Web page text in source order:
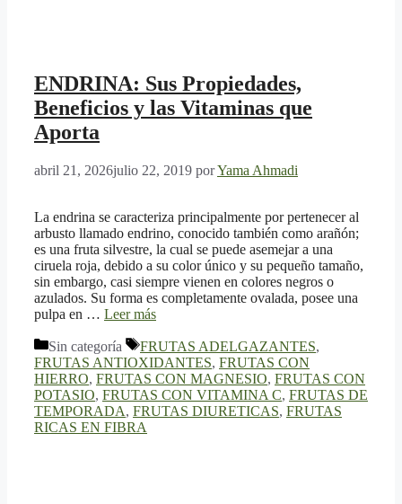
ENDRINA: Sus Propiedades,
Beneficios y las Vitaminas que
Aporta
abril 21, 2026julio 22, 2019 porYama Ahmadi
La endrina se caracteriza principalmente por pertenecer al
arbusto llamado endrino, conocido también como arañón;
es una fruta silvestre, la cual se puede asemejar a una
ciruela roja, debido a su color único y su pequeño tamaño,
sin embargo, casi siempre vienen en colores negros o
azulados. Su forma es completamente ovalada, posee una
pulpa en … Leer más
Categorías
Sin categoría Etiquetas
FRUTAS ADELGAZANTES,
FRUTAS ANTIOXIDANTES, FRUTAS CON
HIERRO, FRUTAS CON MAGNESIO, FRUTAS CON
POTASIO, FRUTAS CON VITAMINA C, FRUTAS DE
TEMPORADA, FRUTAS DIURETICAS, FRUTAS
RICAS EN FIBRA